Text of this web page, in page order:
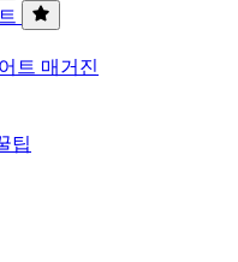
트 매거진
팁